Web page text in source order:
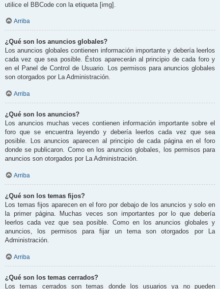
utilice el BBCode con la etiqueta [img].
Arriba
¿Qué son los anuncios globales?
Los anuncios globales contienen información importante y debería leerlos
cada vez que sea posible. Éstos aparecerán al principio de cada foro y
en el Panel de Control de Usuario. Los permisos para anuncios globales
son otorgados por La Administración.
Arriba
¿Qué son los anuncios?
Los anuncios muchas veces contienen información importante sobre el
foro que se encuentra leyendo y debería leerlos cada vez que sea
posible. Los anuncios aparecen al principio de cada página en el foro
donde se publicaron. Como en los anuncios globales, los permisos para
anuncios son otorgados por La Administración.
Arriba
¿Qué son los temas fijos?
Los temas fijos aparecen en el foro por debajo de los anuncios y solo en
la primer página. Muchas veces son importantes por lo que debería
leerlos cada vez que sea posible. Como en los anuncios globales y
anuncios, los permisos para fijar un tema son otorgados por La
Administración.
Arriba
¿Qué son los temas cerrados?
Los temas cerrados son temas donde los usuarios ya no pueden